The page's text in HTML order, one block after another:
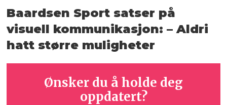
Baardsen Sport satser på
visuell kommunikasjon: – Aldri
hatt større muligheter
Ønsker du å holde deg
oppdatert?